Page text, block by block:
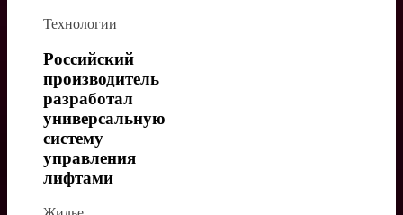
Технологии
Российский
производитель
разработал
универсальную
систему
управления
лифтами